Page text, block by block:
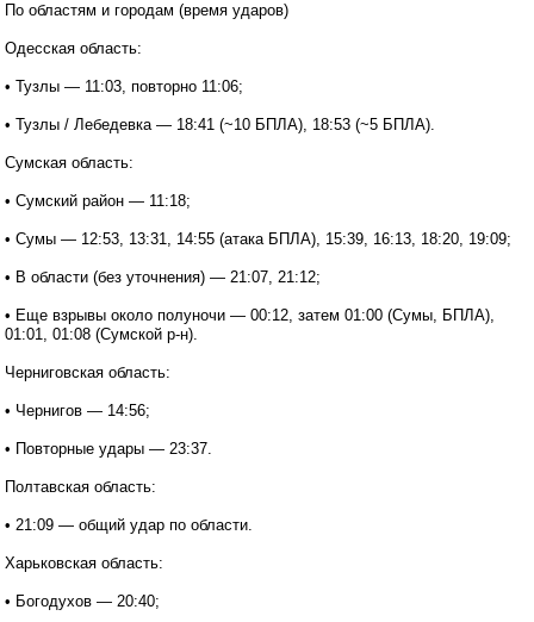
По областям и городам (время ударов)
Одесская область:
• Тузлы — 11:03, повторно 11:06;
• Тузлы / Лебедевка — 18:41 (~10 БПЛА), 18:53 (~5 БПЛА).
Сумская область:
• Сумский район — 11:18;
• Сумы — 12:53, 13:31, 14:55 (атака БПЛА), 15:39, 16:13, 18:20, 19:09;
• В области (без уточнения) — 21:07, 21:12;
• Еще взрывы около полуночи — 00:12, затем 01:00 (Сумы, БПЛА),
01:01, 01:08 (Сумской р-н).
Черниговская область:
• Чернигов — 14:56;
• Повторные удары — 23:37.
Полтавская область:
• 21:09 — общий удар по области.
Харьковская область:
• Богодухов — 20:40;